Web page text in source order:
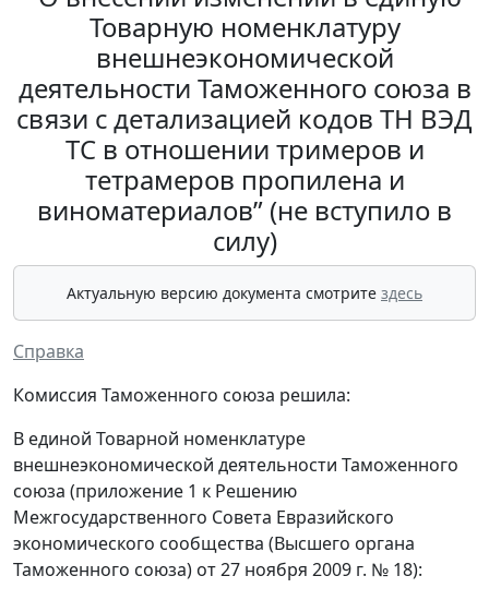
Товарную номенклатуру
внешнеэкономической
деятельности Таможенного союза в
связи с детализацией кодов ТН ВЭД
ТС в отношении тримеров и
тетрамеров пропилена и
виноматериалов” (не вступило в
силу)
Актуальную версию документа смотрите здесь
Справка
Комиссия Таможенного союза решила:
В единой Товарной номенклатуре
внешнеэкономической деятельности Таможенного
союза (приложение 1 к Решению
Межгосударственного Совета Евразийского
экономического сообщества (Высшего органа
Таможенного союза) от 27 ноября 2009 г. № 18):